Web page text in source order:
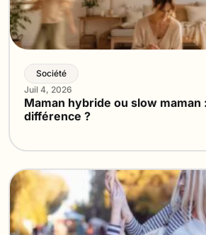
Société
Juil 4, 2026
Maman hybride ou slow maman
différence ?